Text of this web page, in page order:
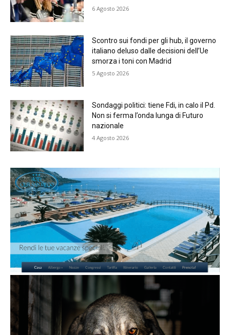
6 Agosto 2026
Scontro sui fondi per gli hub, il governo
italiano deluso dalle decisioni dell’Ue
smorza i toni con Madrid
5 Agosto 2026
Sondaggi politici: tiene Fdi, in calo il Pd.
Non si ferma l’onda lunga di Futuro
nazionale
4 Agosto 2026